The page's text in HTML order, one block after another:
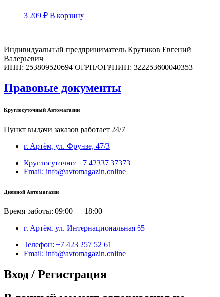
3 209 ₽ В корзину
Индивидуальный предприниматель Крутиков Евгений
Валерьевич
ИНН: 253809520694 ОГРН/ОГРНИП: 322253600040353
Правовые документы
Круглосуточный Автомагазин
Пункт выдачи заказов работает 24/7
г. Артём, ул. Фрунзе, 47/3
Круглосуточно: +7 42337 37373
Email: info@avtomagazin.online
Дневной Автомагазин
Время работы: 09:00 — 18:00
г. Артём, ул. Интернациональная 65
Телефон: +7 423 257 52 61
Email: info@avtomagazin.online
Вход / Регистрация